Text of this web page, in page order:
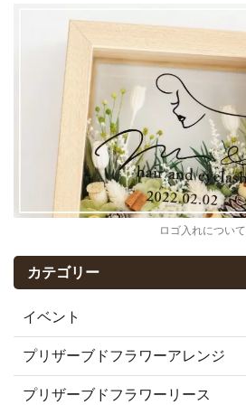
ロゴ入れについて
カテゴリー
イベント
プリザーブドフラワーアレンジ
プリザーブドフラワーリース